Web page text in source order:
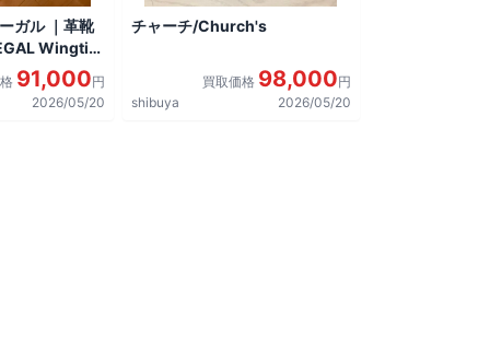
ガル ｜革靴
Wingtip
した。
91,000円
2026/05/20
チャーチ/Church's
買取価格 98,000円
shibuya
2026/05/20